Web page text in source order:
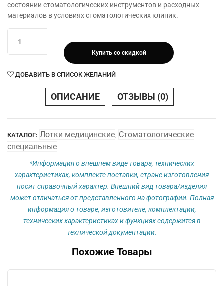
состоянии стоматологических инструментов и расходных
материалов в условиях стоматологических клиник.
товара
Лоток
с
для
игл
Купить со скидкой
ДОБАВИТЬ В СПИСОК ЖЕЛАНИЙ
ОПИСАНИЕ ОТЗЫВЫ (0)
КАТАЛОГ: Лотки медицинские, Стоматологические
специальные
*Информация о внешнем виде товара, технических
характеристиках, комплекте поставки, стране изготовления
носит справочный характер. Внешний вид товара/изделия
может отличаться от представленного на фотографии. Полная
информация о товаре, изготовителе, комплектации,
технических характеристиках и функциях содержится в
технической документации.
Похожие Товары